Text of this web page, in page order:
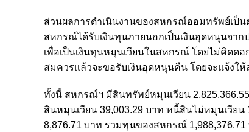
ส่วนผลการดำเนินงานของสหกรณ์ออมทรัพย์เป็
สหกรณ์ได้รับเงินทุนภายนอกเป็นเงินอุดหนุนจาก
เพื่อเป็นเงินทุนหมุนเวียนในสหกรณ์ โดยไม่คิดด
สมควรแล้วจะขอรับเงินอุดหนุนคืน โดยจะแจ้งใ
ทั้งนี้ สหกรณ์ฯ มีสินทรัพย์หมุนเวียน
สินหมุนเวียน 39,003.29 บาท หนี้สินไม่หมุนเวียน
8,876.71 บาท รวมทุนของสหกรณ์ 1,988,376.71